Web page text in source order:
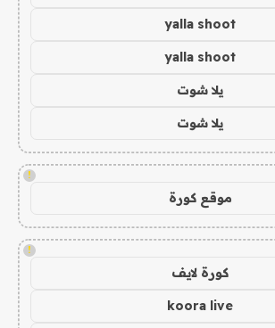
yalla shoot
yalla shoot
يلا شوت
يلا شوت
!
موقع كورة
!
كورة لايف
koora live